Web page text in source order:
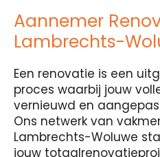
Aannemer
Lambrechts-
Een renovatie is een
proces waarbij jouw
vernieuwd en
Ons netwerk van
Lambrechts-Woluwe
jouw